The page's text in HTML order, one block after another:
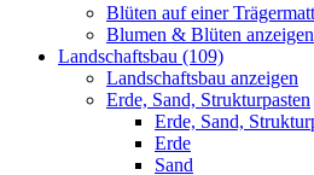
Blüten auf einer
Blumen & Blüten anzeigen
Landschaftsbau (109)
Landschaftsbau anzeigen
Erde, Sand, Strukturpasten
Erde, Sand,
Erde
Sand